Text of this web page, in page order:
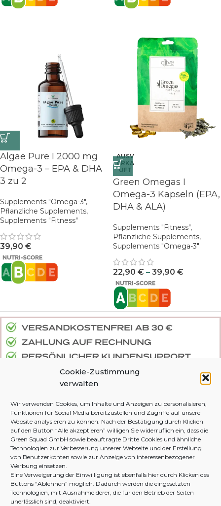
Cookie-Zustimmung
verwalten
Wir verwenden Cookies, um Inhalte und Anzeigen zu personalisieren,
Funktionen für Social Media bereitzustellen und Zugriffe auf unsere
Website analysieren zu können. Nach der Bestätigung durch Klicken
auf den Button “Alle akzeptieren” willigen Sie widerruflich ein, dass die
Green Squad GmbH sowie beauftragte Dritte Cookies und ähnliche
Technologien zur Verbesserung unserer Webseite und der Erstellung
von Benutzerkonten sowie zur Anzeige von interessenbezogener
Werbung einsetzen.
Eine Verweigerung der Einwilligung ist ebenfalls hier durch Klicken des
Buttons “Ablehnen” möglich. Dadurch werden die eingesetzten
Technologien, mit Ausnahme derer, die für den Betrieb der Seiten
unerlässlich sind, deaktiviert.
Algae Pure I 2000 mg
Omega-3 – EPA & DHA
3 zu 2
Supplements "Omega-3",
Pflanzliche Supplements,
Supplements "Fitness"
39,90 €
AUSV
ERKA
UFT
Green Omegas I
Omega-3 Kapseln (EPA,
DHA & ALA)
Supplements "Fitness",
Pflanzliche Supplements,
Supplements "Omega-3"
22,90 € – 39,90 €
DEINE BESTELLUNG
Zahlung und Versand
Widerruf & Rückgabe
FAQ
Kontakt
DJIVE NATURALS
Green The Globe
Zertifikate
Haftungsausschluss
Streitschlichtung